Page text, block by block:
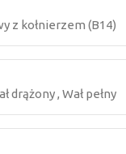
z kołnierzem (B14)
drążony, Wał pełny